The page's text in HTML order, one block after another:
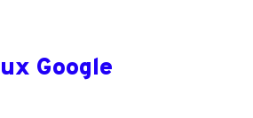
Google